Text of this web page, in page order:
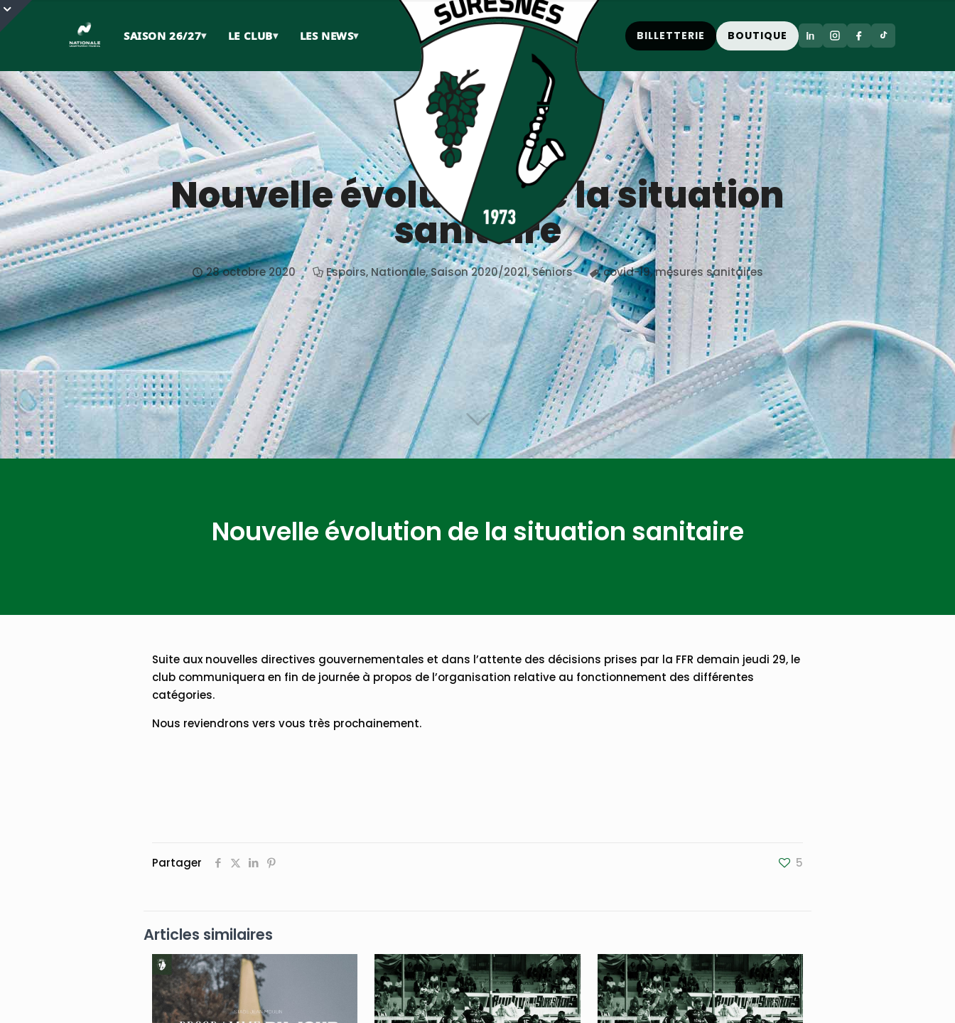
SAISON 26/27▾ LE CLUB▾ LES NEWS▾ BILLETTERIE BOUTIQUE
Nouvelle évolution de la situation
sanitaire
28 octobre 2020 Espoirs, Nationale,Saison 2020/2021,Séniors covid-19,mesures sanitaires
Nouvelle évolution de la situation sanitaire
Suite aux nouvelles directives gouvernementales et dans l’attente des décisions prises par la FFR demain jeudi 29, le
club communiquera en fin de journée à propos de l’organisation relative au fonctionnement des différentes
catégories.
Nous reviendrons vers vous très prochainement.
Partager 5
Articles similaires